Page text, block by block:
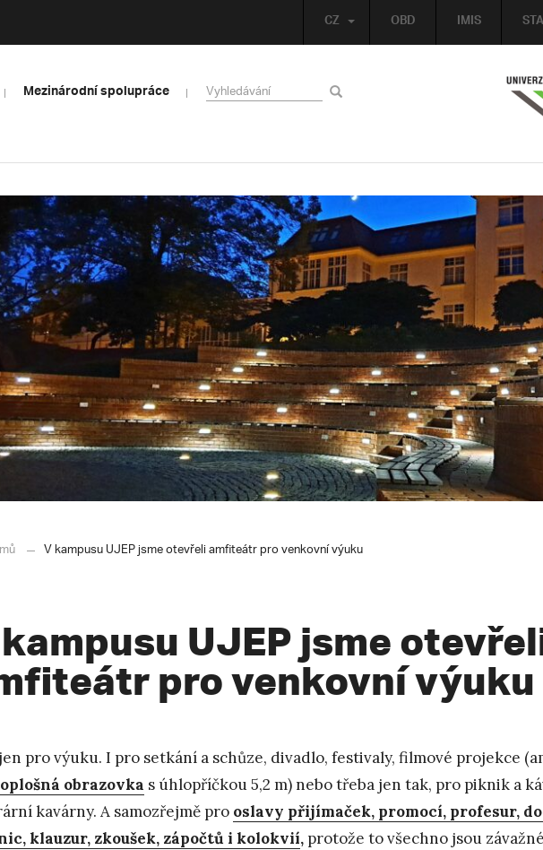
OBD IMIS
CZ
Mezinárodní spolupráce
V kampusu UJEP jsme otevřeli amfiteátr pro venkovní výuku
UJEP jsme
pro venkovní výuku
pro výuku. I pro setkání a schůze, divadlo, festivaly, filmové projekce
obrazovka s úhlopříčkou 5,2 m) nebo třeba jen tak, pro piknik a
kavárny. A samozřejmě pro oslavy přijímaček, promocí, profesur,
klauzur, zkoušek, zápočtů i kolokvií, protože to všechno jsou